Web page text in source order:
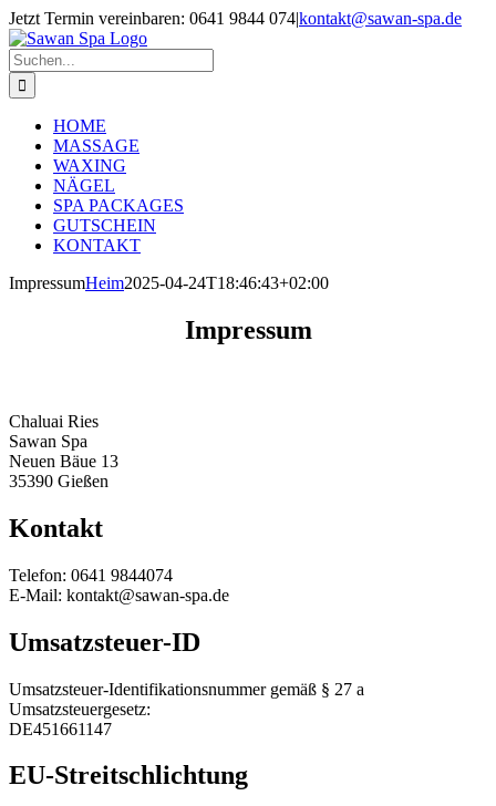
Zum
Inhalt
springen
Jetzt Termin vereinbaren: 0641 9844 074|kontakt@sawan-spa.de
Facebook
Instagram
Suche
nach:
HOME
MASSAGE
WAXING
NÄGEL
SPA PACKAGES
GUTSCHEIN
KONTAKT
ImpressumHeim2025-04-24T18:46:43+02:00
Impressum
Chaluai Ries
Sawan Spa
Neuen Bäue 13
35390 Gießen
Kontakt
Telefon: 0641 9844074
E-Mail: kontakt@sawan-spa.de
Umsatzsteuer-ID
Umsatzsteuer-Identifikationsnummer gemäß § 27 a
Umsatzsteuergesetz:
DE451661147
EU-Streitschlichtung